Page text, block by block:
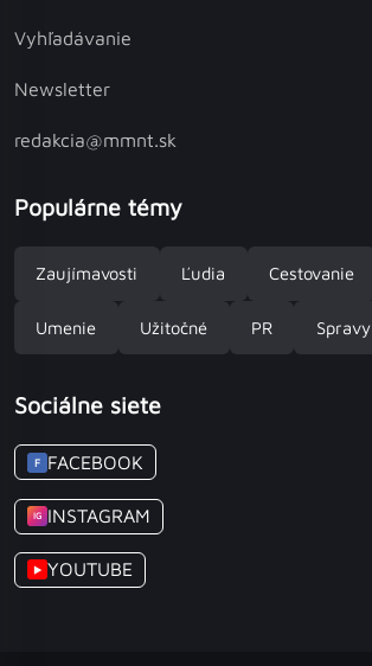
Vyhľadávanie
Newsletter
redakcia@mmnt.sk
Populárne témy
Zaujímavosti Ľudia Cestovanie
Umenie Užitočné PR Spravy
Sociálne siete
F FACEBOOK
IG INSTAGRAM
▶ YOUTUBE